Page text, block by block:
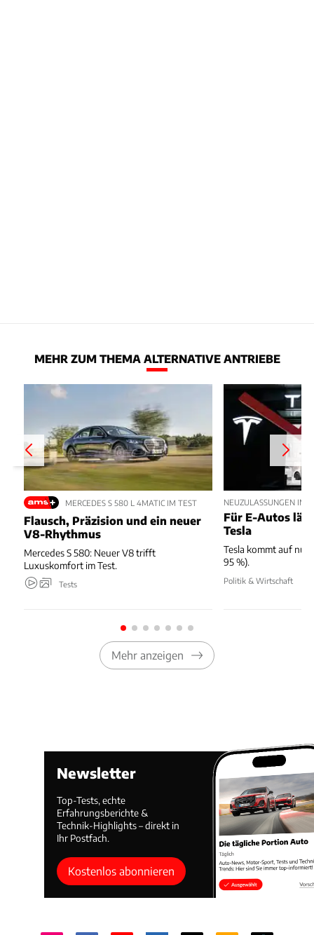
MEHR ZUM THEMA ALTERNATIVE ANTRIEBE
MERCEDES S 580 L 4MATIC IM TEST
Flausch, Präzision und ein neuer
V8-Rhythmus
Mercedes S 580: Neuer V8 trifft
Luxuskomfort im Test.
Tests
NEUZULASSUNGEN IM
Für E-Autos
Tesla
Tesla kommt auf nur
95 %).
Politik & Wirtschaft
Mehr anzeigen
Newsletter
Top-Tests, echte
Erfahrungsberichte &
Technik-Highlights – direkt in
Ihr Postfach.
Kostenlos abonnieren